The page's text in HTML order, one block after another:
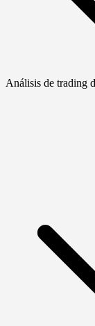
Análisis de trading